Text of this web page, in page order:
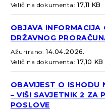
Veličina dokumenta:17,11 KB
OBJAVA INFORMACIJA
DRŽAVNOG
Ažurirano:14.04.2026.
Veličina dokumenta:17,10 KB
OBAVIJEST O ISHODU
– VIŠI SAVJETNIK 2 ZA
POSLOVE